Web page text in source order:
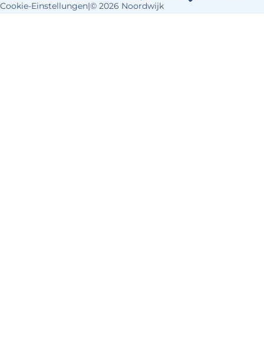
Cookie-Einstellungen|© 2026 Noordwijk